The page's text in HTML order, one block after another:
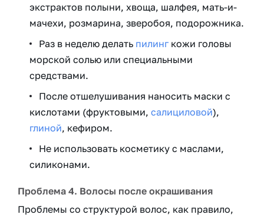
экстрактов полыни, хвоща, шалфея, мать-и-
мачехи, розмарина, зверобоя, подорожника.
Раз в неделю делать пилинг кожи головы
морской солью или специальными
средствами.
После отшелушивания наносить маски с
кислотами (фруктовыми, салициловой),
глиной, кефиром.
Не использовать косметику с маслами,
силиконами.
Проблема 4. Волосы после окрашивания
Проблемы со структурой волос, как правило,